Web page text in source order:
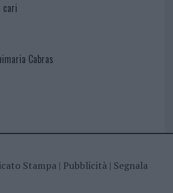
cari
Cabras
Stampa| Pubblicità| Segnala